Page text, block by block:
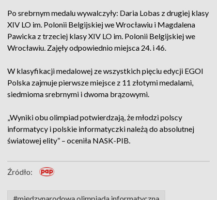
Po srebrnym medalu wywalczyły: Daria Lobas z drugiej klasy
XIV LO im. Polonii Belgijskiej we Wrocławiu i Magdalena
Pawicka z trzeciej klasy XIV LO im. Polonii Belgijskiej we
Wrocławiu. Zajęły odpowiednio miejsca 24. i 46.
W klasyfikacji medalowej ze wszystkich pięciu edycji EGOI
Polska zajmuje pierwsze miejsce z 11 złotymi medalami,
siedmioma srebrnymi i dwoma brązowymi.
„Wyniki obu olimpiad potwierdzają, że młodzi polscy
informatycy i polskie informatyczki należą do absolutnej
światowej elity” – oceniła NASK-PIB.
Źródło: